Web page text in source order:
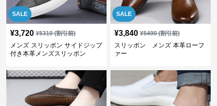
SALE
¥3,720 ¥5310(割引前)
メンズ スリッポン サイドジップ
付き本革メンズスリッポン
SALE
¥3,840 ¥5490(割引前)
スリッポン メンズ 本革ローフ
ァー